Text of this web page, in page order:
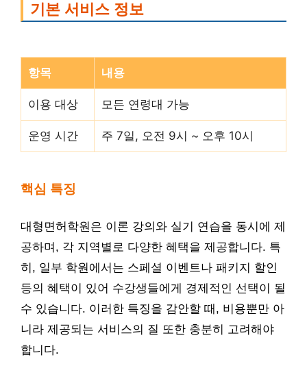
기본 서비스 정보
항목 내용
이용 대상 모든 연령대 가능
운영 시간 주 7일, 오전 9시 ~ 오후 10시
핵심 특징
대형면허학원은 이론 강의와 실기 연습을 동시에 제
공하며, 각 지역별로 다양한 혜택을 제공합니다. 특
히, 일부 학원에서는 스페셜 이벤트나 패키지 할인
등의 혜택이 있어 수강생들에게 경제적인 선택이 될
수 있습니다. 이러한 특징을 감안할 때, 비용뿐만 아
니라 제공되는 서비스의 질 또한 충분히 고려해야
합니다.